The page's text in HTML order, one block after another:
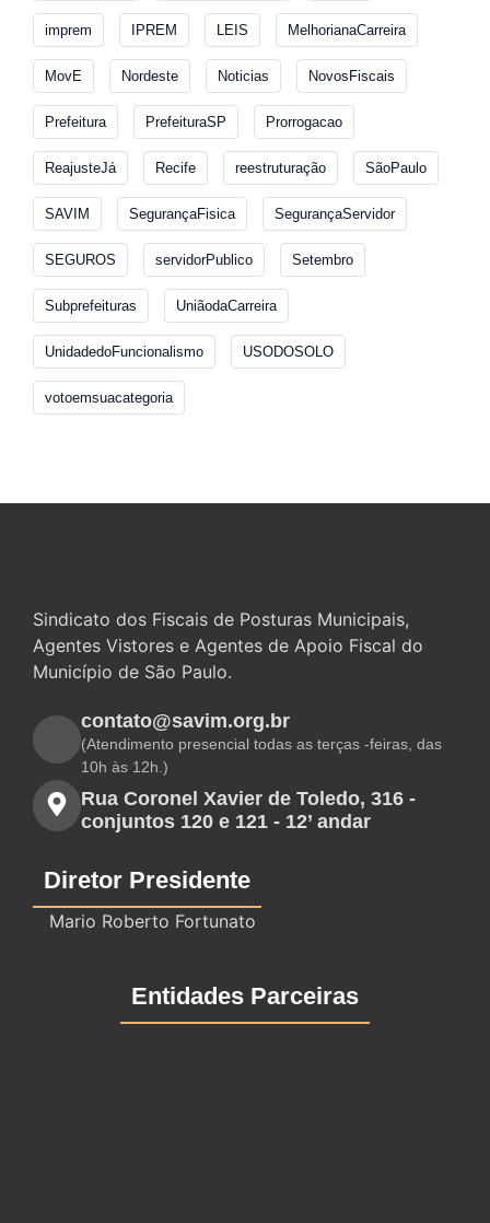
imprem IPREM LEIS MelhorianaCarreira
MovE Nordeste Noticias NovosFiscais
Prefeitura PrefeituraSP Prorrogacao
ReajusteJá Recife reestruturação SãoPaulo
SAVIM SegurançaFisica SegurançaServidor
SEGUROS servidorPublico Setembro
Subprefeituras UniãodaCarreira
UnidadedoFuncionalismo USODOSOLO
votoemsuacategoria
Sindicato dos Fiscais de Posturas Municipais,
Agentes Vistores e Agentes de Apoio Fiscal do
Município de São Paulo.
contato@savim.org.br
(Atendimento presencial todas as terças -feiras, das
10h às 12h.)
Rua Coronel Xavier de Toledo, 316 -
conjuntos 120 e 121 - 12’ andar
Diretor Presidente
Mario Roberto Fortunato
Entidades Parceiras